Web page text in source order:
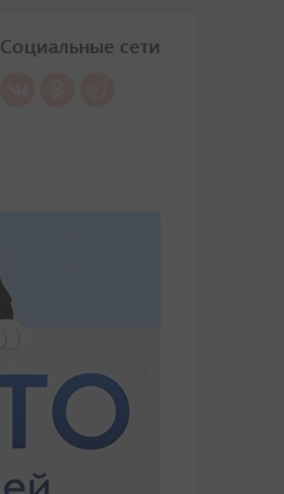
Социальные сети